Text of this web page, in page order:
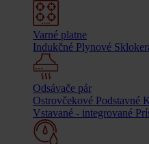
Varné platne
Indukčné Plynové
Odsávače pár
Ostrovčekové Podstavné
Vstavané - integrované